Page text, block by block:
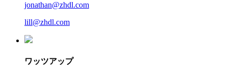
jonathan@zhdl.com
lill@zhdl.com
ワッツアップ